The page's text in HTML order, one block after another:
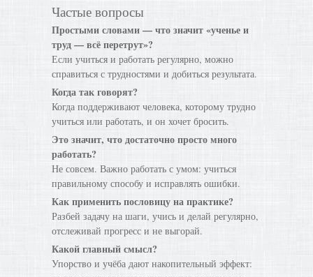
Частые вопросы
Простыми словами — что значит «ученье и
труд — всё перетрут»?
Если учиться и работать регулярно, можно
справиться с трудностями и добиться результата.
Когда так говорят?
Когда поддерживают человека, которому трудно
учиться или работать, и он хочет бросить.
Это значит, что достаточно просто много
работать?
Не совсем. Важно работать с умом: учиться
правильному способу и исправлять ошибки.
Как применить пословицу на практике?
Разбей задачу на шаги, учись и делай регулярно,
отслеживай прогресс и не выгорай.
Какой главный смысл?
Упорство и учёба дают накопительный эффект: